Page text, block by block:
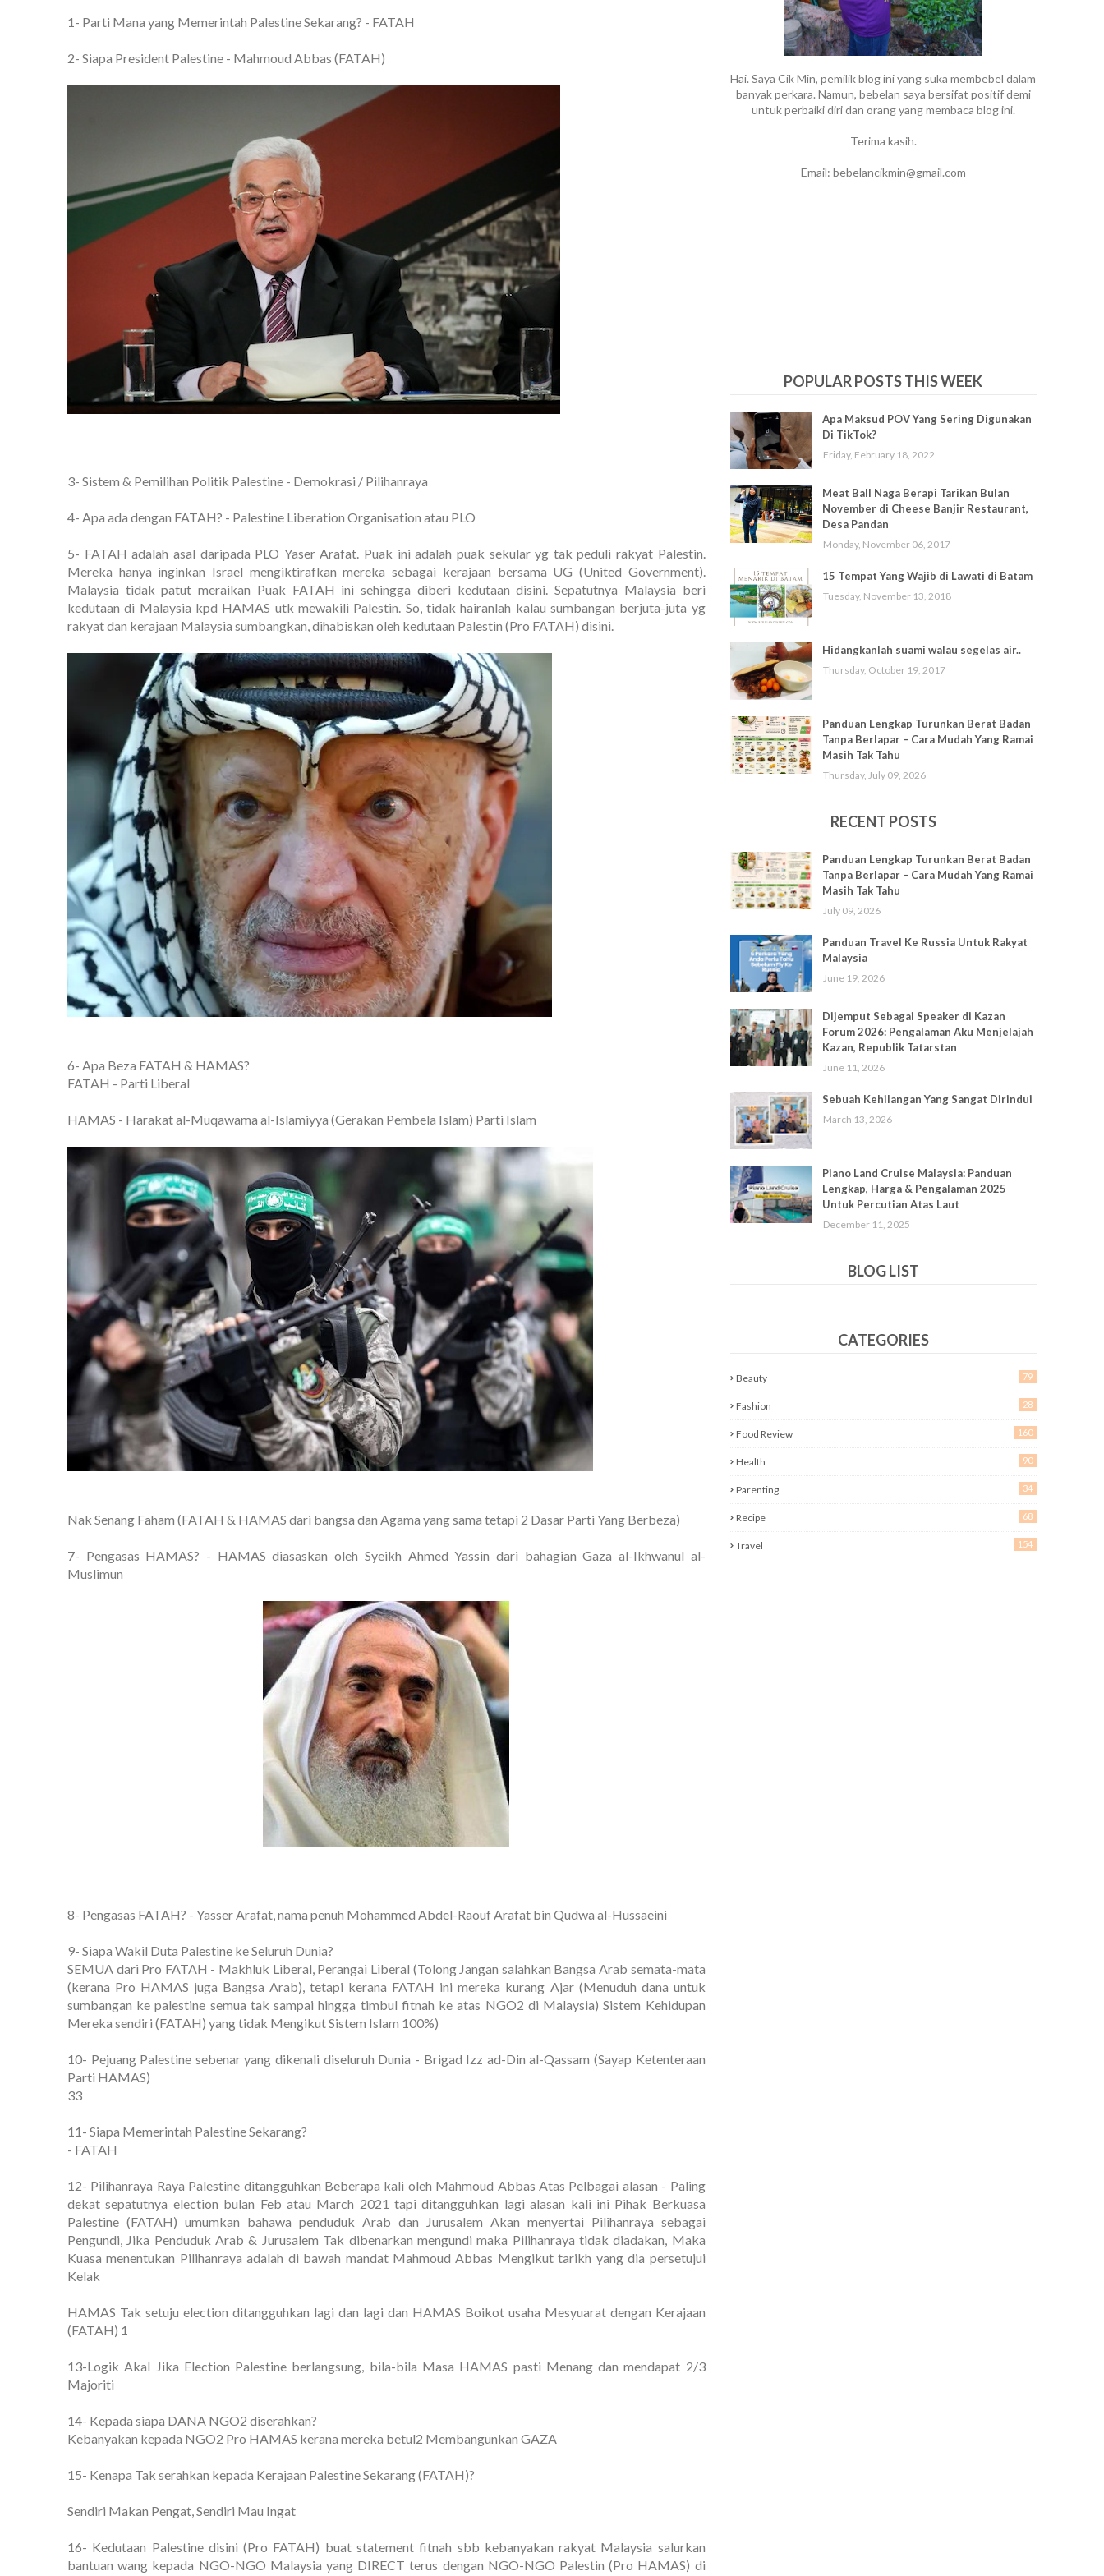
1- Parti Mana yang Memerintah Palestine Sekarang? - FATAH
2- Siapa President Palestine - Mahmoud Abbas (FATAH)
3- Sistem & Pemilihan Politik Palestine - Demokrasi / Pilihanraya
4- Apa ada dengan FATAH? - Palestine Liberation Organisation atau PLO
5- FATAH adalah asal daripada PLO Yaser Arafat. Puak ini adalah puak sekular yg tak peduli rakyat Palestin.
Mereka hanya inginkan Israel mengiktirafkan mereka sebagai kerajaan bersama UG (United Government).
Malaysia tidak patut meraikan Puak FATAH ini sehingga diberi kedutaan disini. Sepatutnya Malaysia beri
kedutaan di Malaysia kpd HAMAS utk mewakili Palestin. So, tidak hairanlah kalau sumbangan berjuta-juta yg
rakyat dan kerajaan Malaysia sumbangkan, dihabiskan oleh kedutaan Palestin (Pro FATAH) disini.
6- Apa Beza FATAH & HAMAS?
FATAH - Parti Liberal
HAMAS - Harakat al-Muqawama al-Islamiyya (Gerakan Pembela Islam) Parti Islam
Nak Senang Faham (FATAH & HAMAS dari bangsa dan Agama yang sama tetapi 2 Dasar Parti Yang Berbeza)
7- Pengasas HAMAS? - HAMAS diasaskan oleh Syeikh Ahmed Yassin dari bahagian Gaza al-Ikhwanul al-
Muslimun
8- Pengasas FATAH? - Yasser Arafat, nama penuh Mohammed Abdel-Raouf Arafat bin Qudwa al-Hussaeini
9- Siapa Wakil Duta Palestine ke Seluruh Dunia?
SEMUA dari Pro FATAH - Makhluk Liberal, Perangai Liberal (Tolong Jangan salahkan Bangsa Arab semata-mata
(kerana Pro HAMAS juga Bangsa Arab), tetapi kerana FATAH ini mereka kurang Ajar (Menuduh dana untuk
sumbangan ke palestine semua tak sampai hingga timbul fitnah ke atas NGO2 di Malaysia) Sistem Kehidupan
Mereka sendiri (FATAH) yang tidak Mengikut Sistem Islam 100%)
10- Pejuang Palestine sebenar yang dikenali diseluruh Dunia - Brigad Izz ad-Din al-Qassam (Sayap Ketenteraan
Parti HAMAS)
33
11- Siapa Memerintah Palestine Sekarang?
- FATAH
12- Pilihanraya Raya Palestine ditangguhkan Beberapa kali oleh Mahmoud Abbas Atas Pelbagai alasan - Paling
dekat sepatutnya election bulan Feb atau March 2021 tapi ditangguhkan lagi alasan kali ini Pihak Berkuasa
Palestine (FATAH) umumkan bahawa penduduk Arab dan Jurusalem Akan menyertai Pilihanraya sebagai
Pengundi, Jika Penduduk Arab & Jurusalem Tak dibenarkan mengundi maka Pilihanraya tidak diadakan, Maka
Kuasa menentukan Pilihanraya adalah di bawah mandat Mahmoud Abbas Mengikut tarikh yang dia persetujui
Kelak
HAMAS Tak setuju election ditangguhkan lagi dan lagi dan HAMAS Boikot usaha Mesyuarat dengan Kerajaan
(FATAH) 1
13-Logik Akal Jika Election Palestine berlangsung, bila-bila Masa HAMAS pasti Menang dan mendapat 2/3
Majoriti
14- Kepada siapa DANA NGO2 diserahkan?
Kebanyakan kepada NGO2 Pro HAMAS kerana mereka betul2 Membangunkan GAZA
15- Kenapa Tak serahkan kepada Kerajaan Palestine Sekarang (FATAH)?
Sendiri Makan Pengat, Sendiri Mau Ingat
16- Kedutaan Palestine disini (Pro FATAH) buat statement fitnah sbb kebanyakan rakyat Malaysia salurkan
bantuan wang kepada NGO-NGO Malaysia yang DIRECT terus dengan NGO-NGO Palestin (Pro HAMAS) di
Hai. Saya Cik Min, pemilik blog ini yang suka membebel dalam
banyak perkara. Namun, bebelan saya bersifat positif demi
untuk perbaiki diri dan orang yang membaca blog ini.
Terima kasih.
Email: bebelancikmin@gmail.com
POPULAR POSTS THIS WEEK
Apa Maksud POV Yang Sering Digunakan
Di TikTok?
Friday, February 18, 2022
Meat Ball Naga Berapi Tarikan Bulan
November di Cheese Banjir Restaurant,
Desa Pandan
Monday, November 06, 2017
15 Tempat Yang Wajib di Lawati di Batam
Tuesday, November 13, 2018
Hidangkanlah suami walau segelas air..
Thursday, October 19, 2017
Panduan Lengkap Turunkan Berat Badan
Tanpa Berlapar – Cara Mudah Yang Ramai
Masih Tak Tahu
Thursday, July 09, 2026
RECENT POSTS
Panduan Lengkap Turunkan Berat Badan
Tanpa Berlapar – Cara Mudah Yang Ramai
Masih Tak Tahu
July 09, 2026
Panduan Travel Ke Russia Untuk Rakyat
Malaysia
June 19, 2026
Dijemput Sebagai Speaker di Kazan
Forum 2026: Pengalaman Aku Menjelajah
Kazan, Republik Tatarstan
June 11, 2026
Sebuah Kehilangan Yang Sangat Dirindui
March 13, 2026
Piano Land Cruise Malaysia: Panduan
Lengkap, Harga & Pengalaman 2025
Untuk Percutian Atas Laut
December 11, 2025
BLOG LIST
CATEGORIES
Beauty 79
Fashion 28
Food Review 160
Health 90
Parenting 34
Recipe 68
Travel 154